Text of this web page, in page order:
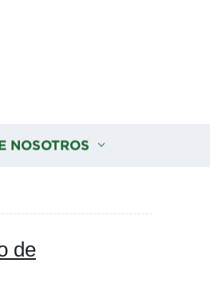
NOSOTROS
de